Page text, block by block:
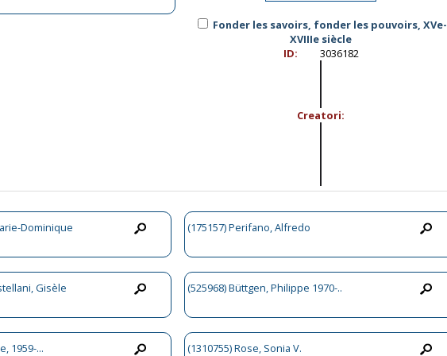
Fonder les savoirs, fonder les pouvoirs, XVe-
XVIIIe siècle
ID:
3036182
Creatori:
Dominique (175157) Perifano, Alfredo
Gisèle (525968) Büttgen, Philippe 1970-..
1959-... (1310755) Rose, Sonia V.